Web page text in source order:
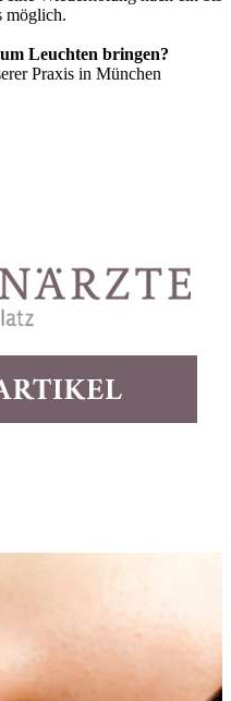
möglich.
Leuchten bringen?
Praxis in München